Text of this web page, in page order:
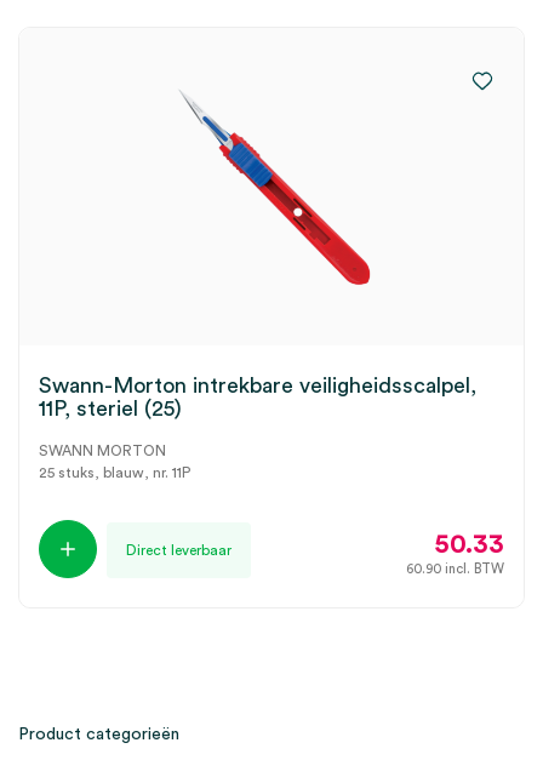
Swann-Morton intrekbare veiligheidsscalpel,
11P, steriel (25)
SWANN MORTON
25 stuks, blauw, nr. 11P
Direct leverbaar 50.33
60.90 incl. BTW
Product categorieën